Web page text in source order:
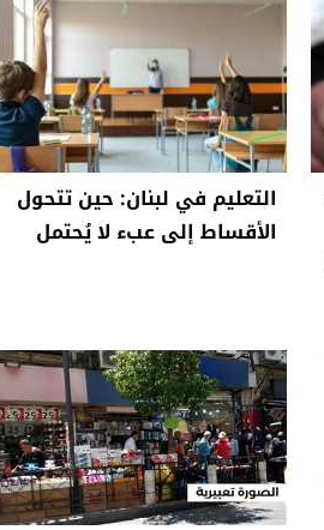
التعليم في لبنان: حين تتحول
الأقساط إلى عبء لا يُحتمل